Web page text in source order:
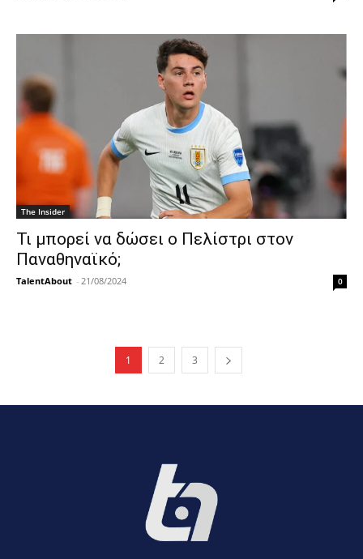
The Insider
Τι μπορεί να δώσει ο Πελίστρι στον
Παναθηναϊκό;
TalentAbout - 21/08/2024 0
1 2 3